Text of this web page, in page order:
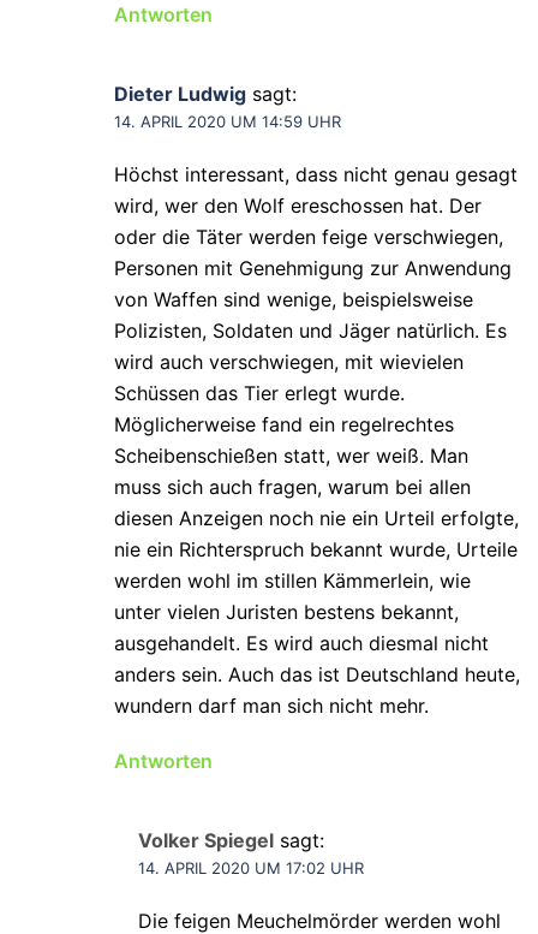
Antworten
Dieter Ludwig sagt:
14. APRIL 2020 UM 14:59 UHR
Höchst interessant, dass nicht genau gesagt
wird, wer den Wolf ereschossen hat. Der
oder die Täter werden feige verschwiegen,
Personen mit Genehmigung zur Anwendung
von Waffen sind wenige, beispielsweise
Polizisten, Soldaten und Jäger natürlich. Es
wird auch verschwiegen, mit wievielen
Schüssen das Tier erlegt wurde.
Möglicherweise fand ein regelrechtes
Scheibenschießen statt, wer weiß. Man
muss sich auch fragen, warum bei allen
diesen Anzeigen noch nie ein Urteil erfolgte,
nie ein Richterspruch bekannt wurde, Urteile
werden wohl im stillen Kämmerlein, wie
unter vielen Juristen bestens bekannt,
ausgehandelt. Es wird auch diesmal nicht
anders sein. Auch das ist Deutschland heute,
wundern darf man sich nicht mehr.
Antworten
Volker Spiegel sagt:
14. APRIL 2020 UM 17:02 UHR
Die feigen Meuchelmörder werden wohl